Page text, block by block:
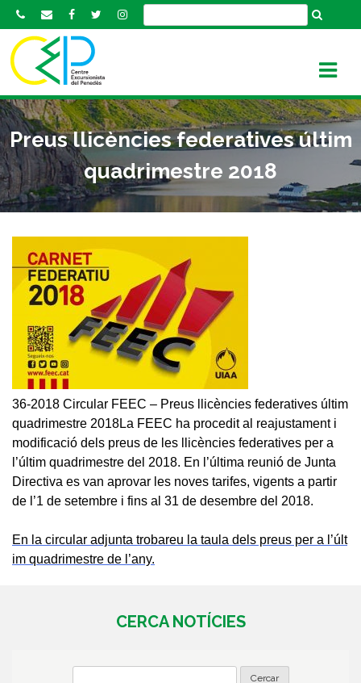
k
o
c
o
n
t
e
Preus llicències federatives últim
quadrimestre 2018
36-2018 Circular FEEC – Preus llicències federatives últim
quadrimestre 2018La FEEC ha procedit al reajustament i
modificació dels preus de les llicències federatives per a
l’últim quadrimestre del 2018. En l’última reunió de Junta
Directiva es van aprovar les noves tarifes, vigents a partir
de l’1 de setembre i fins al 31 de desembre del 2018.
En la circular adjunta trobareu la taula dels preus per a l’últ
im quadrimestre de l’any.
CERCA NOTÍCIES